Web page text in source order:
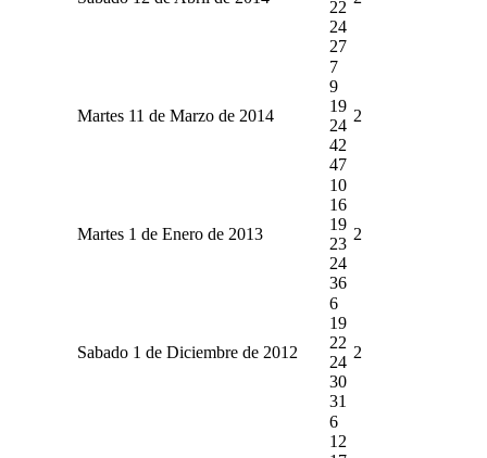
22
24
27
Martes 11 de Marzo de 2014
7
9
19
24
42
47
2
Martes 1 de Enero de 2013
10
16
19
23
24
36
2
Sabado 1 de Diciembre de 2012
6
19
22
24
30
31
2
6
12